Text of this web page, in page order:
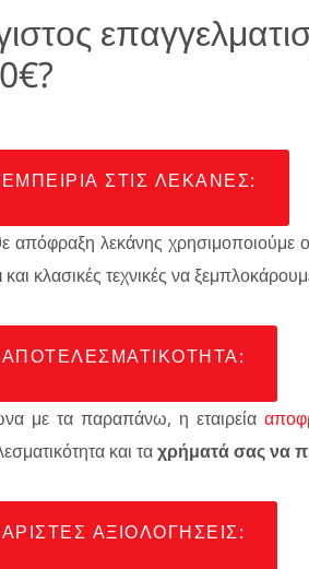
ΕΜΠΕΙΡΙΑ ΣΤΙΣ ΛΕΚΑΝΕΣ:
απόφραξη λεκάνης χρησιμοποιούμε
και κλασικές τεχνικές να
ΑΠΟΤΕΛΕΣΜΑΤΙΚΟΤΗΤΑ:
με τα παραπάνω, η εταιρεία
και ταχρήματά σας να
ΑΡΙΣΤΕΣ ΑΞΙΟΛΟΓΗΣΕΙΣ: